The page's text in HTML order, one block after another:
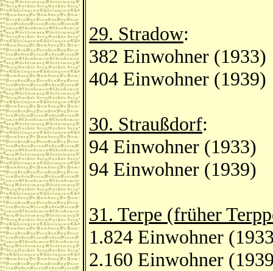
29. Stradow:
382 Einwohner (1933)
404 Einwohner (1939)
30. Straußdorf:
94 Einwohner (1933)
94 Einwohner (1939)
31. Terpe (früher
1.824 Einwohner
2.160 Einwohner